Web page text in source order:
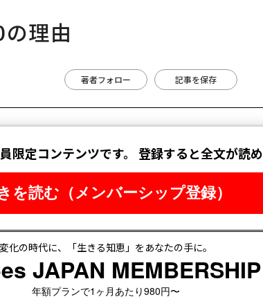
理由
著者フォロー 記事を保存
年9月号発売中
最新号の購入はこちらから
メンバーシップに登録する